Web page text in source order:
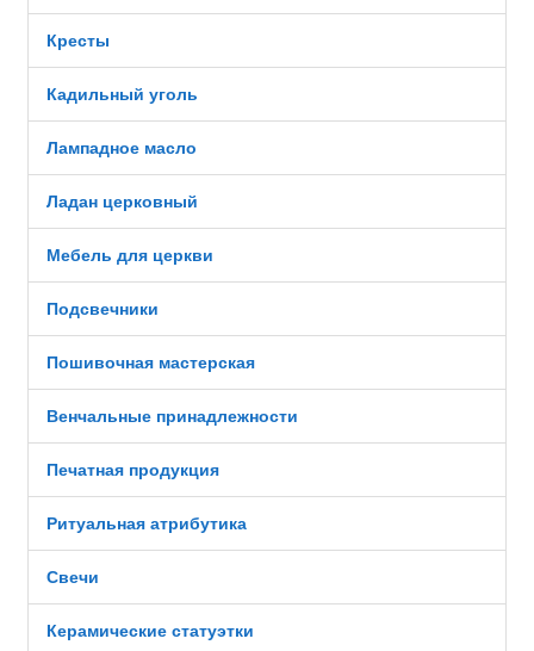
Кресты
Кадильный уголь
Лампадное масло
Ладан церковный
Мебель для церкви
Подсвечники
Пошивочная мастерская
Венчальные принадлежности
Печатная продукция
Ритуальная атрибутика
Свечи
Керамические статуэтки